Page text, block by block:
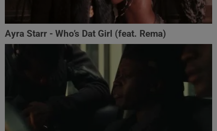
Ayra Starr - Who’s Dat Girl (feat. Rema)